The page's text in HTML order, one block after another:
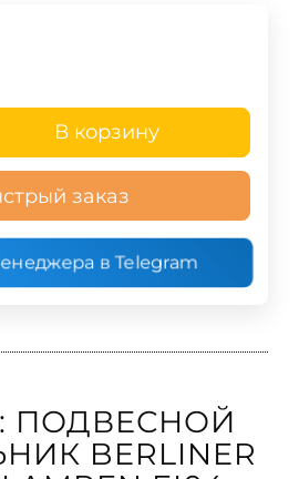
В корзину
заказ
в Telegram
ПОДВЕСНОЙ
BERLINER